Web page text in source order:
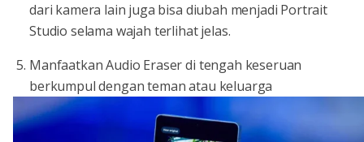
dari kamera lain juga bisa diubah menjadi Portrait
Studio selama wajah terlihat jelas.
Manfaatkan Audio Eraser di tengah keseruan
berkumpul dengan teman atau keluarga